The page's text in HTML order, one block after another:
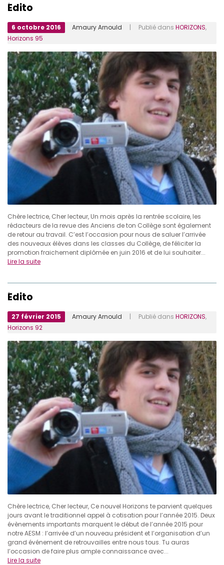
Édito
6 octobre 2016 Amaury Arnould | Publié dans HORIZONS,
Horizons 95
Chère lectrice, Cher lecteur, Un mois après la rentrée scolaire, les
rédacteurs de la revue des Anciens de ton Collège sont également
de retour au travail. C’est l’occasion pour nous de saluer l’arrivée
des nouveaux élèves dans les classes du Collège, de féliciter la
promotion fraichement diplômée en juin 2016 et de lui souhaiter...
Lire la suite
Édito
27 février 2015 Amaury Arnould | Publié dans HORIZONS,
Horizons 92
Chère lectrice, Cher lecteur, Ce nouvel Horizons te parvient quelques
jours avant le traditionnel appel à cotisation pour l’année 2015. Deux
évènements importants marquent le début de l’année 2015 pour
notre AESM : l’arrivée d’un nouveau président et l’organisation d’un
grand événement de retrouvailles entre nous tous. Tu auras
l’occasion de faire plus ample connaissance avec...
Lire la suite